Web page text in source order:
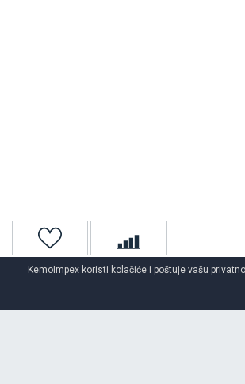
KemoImpex koristi kolačiće i poštuje vašu